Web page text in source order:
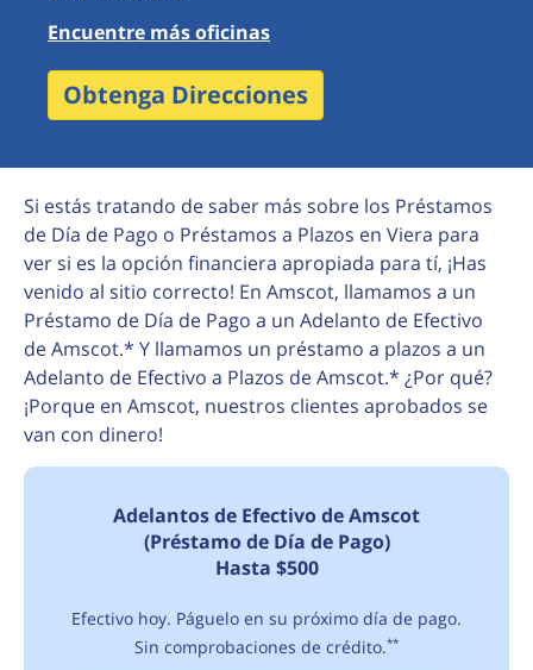
Encuentre más oficinas
Obtenga Direcciones
Si estás tratando de saber más sobre los Préstamos
de Día de Pago o Préstamos a Plazos en Viera para
ver si es la opción financiera apropiada para tí, ¡Has
venido al sitio correcto! En Amscot, llamamos a un
Préstamo de Día de Pago a un Adelanto de Efectivo
de Amscot.* Y llamamos un préstamo a plazos a un
Adelanto de Efectivo a Plazos de Amscot.* ¿Por qué?
¡Porque en Amscot, nuestros clientes aprobados se
van con dinero!
Adelantos de Efectivo de Amscot
(Préstamo de Día de Pago)
Hasta $500
Efectivo hoy. Páguelo en su próximo día de pago.
Sin comprobaciones de crédito.**